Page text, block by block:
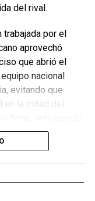
del rival.
trabajada por el
aprovechó
que abrió el
nacional
evitando que
en la mitad del
para impedir